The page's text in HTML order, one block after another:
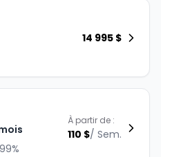
14 995 $
À partir de :
110 $/ Sem.